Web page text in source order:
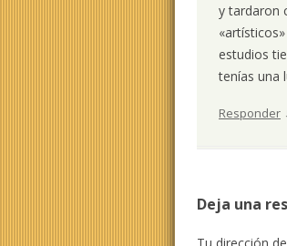
y tardaron
estudios
tenías una
Responder
Deja una